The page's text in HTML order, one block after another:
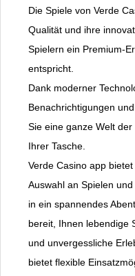
Die Spiele von Verde
Qualität und ihre
Spielern ein Premium-
entspricht.
Dank moderner
Benachrichtigungen
Sie eine ganze Welt
Ihrer Tasche.
Verde Casino app
Auswahl an Spielen
in ein spannendes
bereit, Ihnen lebendige
und unvergessliche
bietet flexible